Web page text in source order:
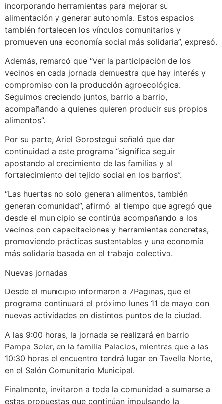
incorporando herramientas para mejorar su
alimentación y generar autonomía. Estos espacios
también fortalecen los vínculos comunitarios y
promueven una economía social más solidaria”, expresó.
Además, remarcó que “ver la participación de los
vecinos en cada jornada demuestra que hay interés y
compromiso con la producción agroecológica.
Seguimos creciendo juntos, barrio a barrio,
acompañando a quienes quieren producir sus propios
alimentos”.
Por su parte, Ariel Gorostegui señaló que dar
continuidad a este programa “significa seguir
apostando al crecimiento de las familias y al
fortalecimiento del tejido social en los barrios”.
“Las huertas no solo generan alimentos, también
generan comunidad”, afirmó, al tiempo que agregó que
desde el municipio se continúa acompañando a los
vecinos con capacitaciones y herramientas concretas,
promoviendo prácticas sustentables y una economía
más solidaria basada en el trabajo colectivo.
Nuevas jornadas
Desde el municipio informaron a 7Paginas, que el
programa continuará el próximo lunes 11 de mayo con
nuevas actividades en distintos puntos de la ciudad.
A las 9:00 horas, la jornada se realizará en barrio
Pampa Soler, en la familia Palacios, mientras que a las
10:30 horas el encuentro tendrá lugar en Tavella Norte,
en el Salón Comunitario Municipal.
Finalmente, invitaron a toda la comunidad a sumarse a
estas propuestas que continúan impulsando la